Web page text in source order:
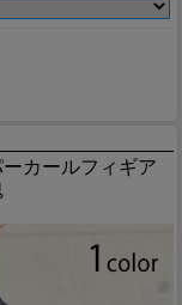
カールフィギア